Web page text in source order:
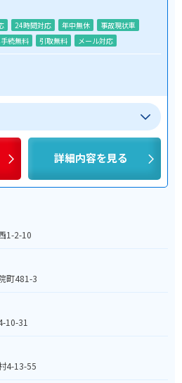
24時間対応 年中無休
事故現状車
続無料 引取無料 メール対応
詳細内容を見る
1-2-10
町481-3
10-31
4-13-55